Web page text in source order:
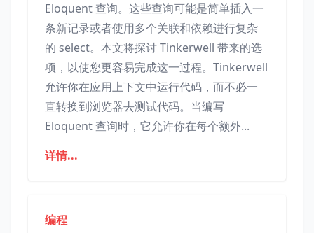
Eloquent 查询。这些查询可能是简单插入一
条新记录或者使用多个关联和依赖进行复杂
的 select。本文将探讨 Tinkerwell 带来的选
项，以使您更容易完成这一过程。Tinkerwell
允许你在应用上下文中运行代码，而不必一
直转换到浏览器去测试代码。当编写
Eloquent 查询时，它允许你在每个额外...
详情...
编程